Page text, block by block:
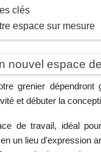
clés
espace sur mesure
nouvel espace
grenier
et débuter la
de travail, idéal
un lieu d'expression